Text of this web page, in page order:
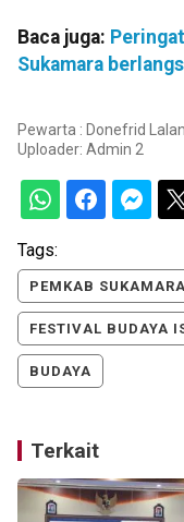
Baca juga:
Sukamara
Pewarta : Donefrid
Uploader: Admin 2
Tags:
PEMKAB SUKAMARA
FESTIVAL BUDAYA
BUDAYA
Terkait